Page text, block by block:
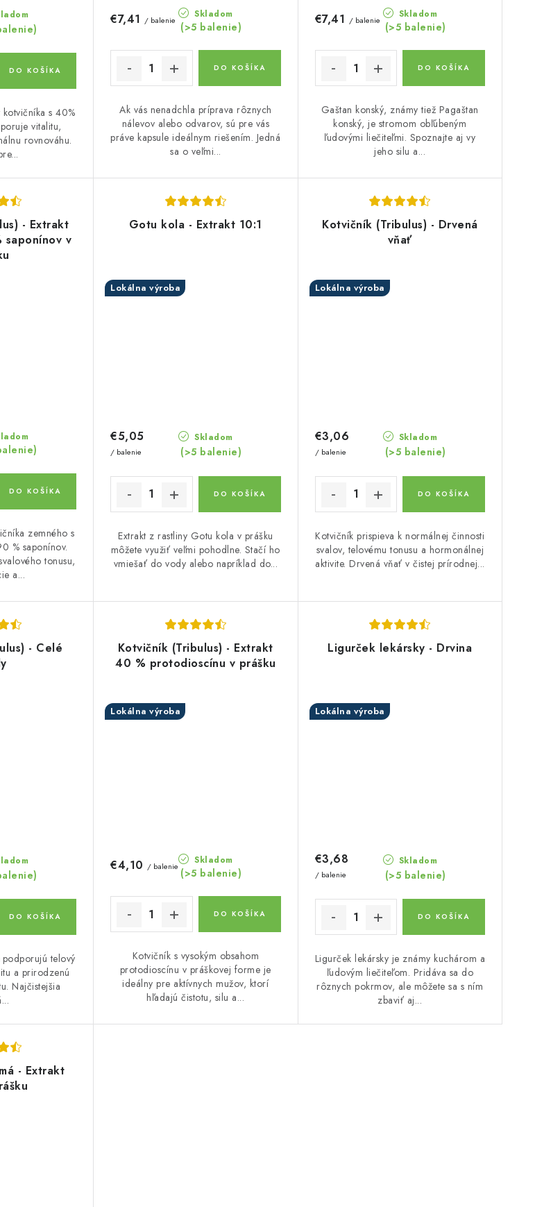
DO KOŠÍKA
s 40%
vitalitu,
rovnováhu.
Skladom
(>5 balenie)
€7,41 / balenie
DO KOŠÍKA
Ak vás nenadchla príprava rôznych
nálevov alebo odvarov, sú pre vás
práve kapsule ideálnym riešením. Jedná
sa o veľmi...
Skladom
(>5 balenie)
€7,41 / balenie
DO KOŠÍKA
Gaštan konský, známy tiež Pagaštan
konský, je stromom obľúbeným
ľudovými liečiteľmi. Spoznajte aj vy
jeho silu a...
- Extrakt
v
DO KOŠÍKA
zemného s
% saponínov.
tonusu,
a...
Gotu kola - Extrakt 10:1
Lokálna výroba
Skladom
(>5 balenie)
€5,05
/ balenie
DO KOŠÍKA
Extrakt z rastliny Gotu kola v prášku
môžete využiť veľmi pohodlne. Stačí ho
vmiešať do vody alebo napríklad do...
Kotvičník (Tribulus) - Drvená
vňať
Lokálna výroba
Skladom
(>5 balenie)
€3,06
/ balenie
DO KOŠÍKA
Kotvičník prispieva k normálnej činnosti
svalov, telovému tonusu a hormonálnej
aktivite. Drvená vňať v čistej prírodnej...
- Celé
DO KOŠÍKA
telový
a prirodzenú
Najčistejšia
Kotvičník (Tribulus) - Extrakt
40 % protodioscínu v prášku
Lokálna výroba
Skladom
(>5 balenie)
€4,10 / balenie
DO KOŠÍKA
Kotvičník s vysokým obsahom
protodioscínu v práškovej forme je
ideálny pre aktívnych mužov, ktorí
hľadajú čistotu, silu a...
Ligurček lekársky - Drvina
Lokálna výroba
Skladom
(>5 balenie)
€3,68
/ balenie
DO KOŠÍKA
Ligurček lekársky je známy kuchárom a
ľudovým liečiteľom. Pridáva sa do
rôznych pokrmov, ale môžete sa s ním
zbaviť aj...
- Extrakt